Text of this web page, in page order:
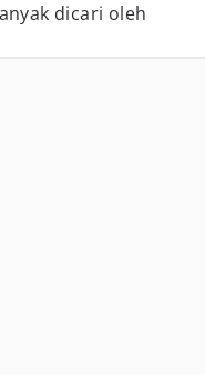
dicari oleh